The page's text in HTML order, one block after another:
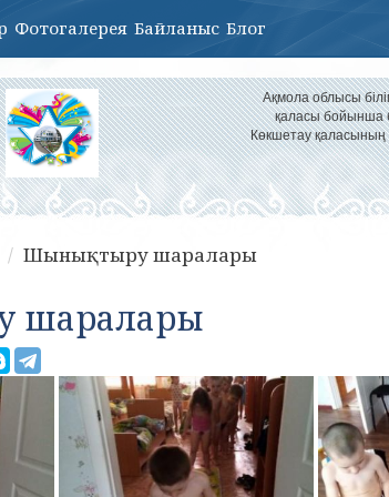
Фотогалерея Байланыс Блог
Ақмола облысы
қаласы бойынша
Көкшетау
Шынықтыру шаралары
шаралары